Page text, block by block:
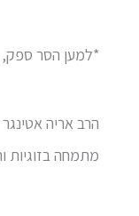
*למען הסר ספק,
הרב אריה אטינגר
מתמחה בזוגיות